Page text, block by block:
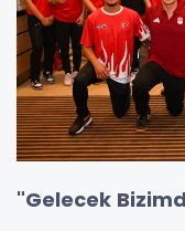
"Gelecek